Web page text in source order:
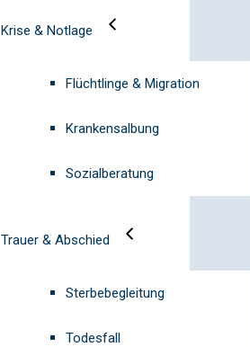
Krise & Notlage
Flüchtlinge & Migration
Krankensalbung
Sozialberatung
Trauer & Abschied
Sterbebegleitung
Todesfall